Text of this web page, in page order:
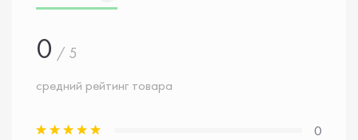
0 / 5
средний рейтинг товара
0